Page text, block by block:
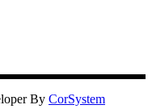
By CorSystem